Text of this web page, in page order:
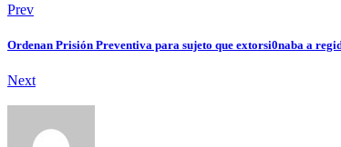
Prev
Ordenan Prisión Preventiva para sujeto que extorsi0naba a
Next